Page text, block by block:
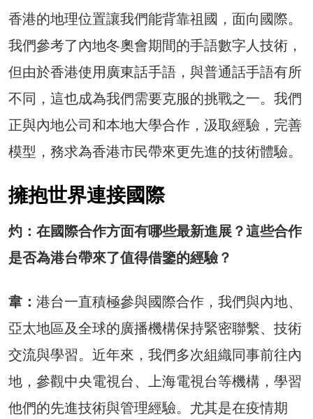
香港的地理位置讓我們能背靠祖國，面向國際。
我們參考了內地冬奧會期間的手語數字人技術，
但由於香港使用廣東話手語，與普通話手語有所
不同，這也成為我們需要克服的挑戰之一。我們
正與內地公司和本地大學合作，汲取經驗，完善
模型，務求為香港市民帶來更先進的技術體驗。
擁抱世界連接國際
灼：在國際合作方面有哪些最新進展？這些合作
是否為港台帶來了值得借鑒的經驗？
韋： 港台一直積極參與國際合作，我們與內地、
亞太地區及全球的廣播機構保持緊密聯繫、技術
交流與學習。近年來，我們多次組織同事前往內
地，參觀中央電視台、上海電視台等機構，學習
他們的先進技術與管理經驗。尤其是在疫情期